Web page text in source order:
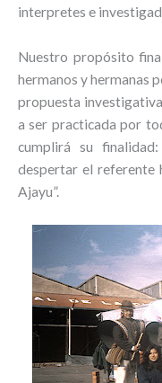
interpretes e
Nuestro propósito
hermanos y hermanas
propuesta
a ser practicada por
cumplirá su
despertar el referente
Ajayu”.